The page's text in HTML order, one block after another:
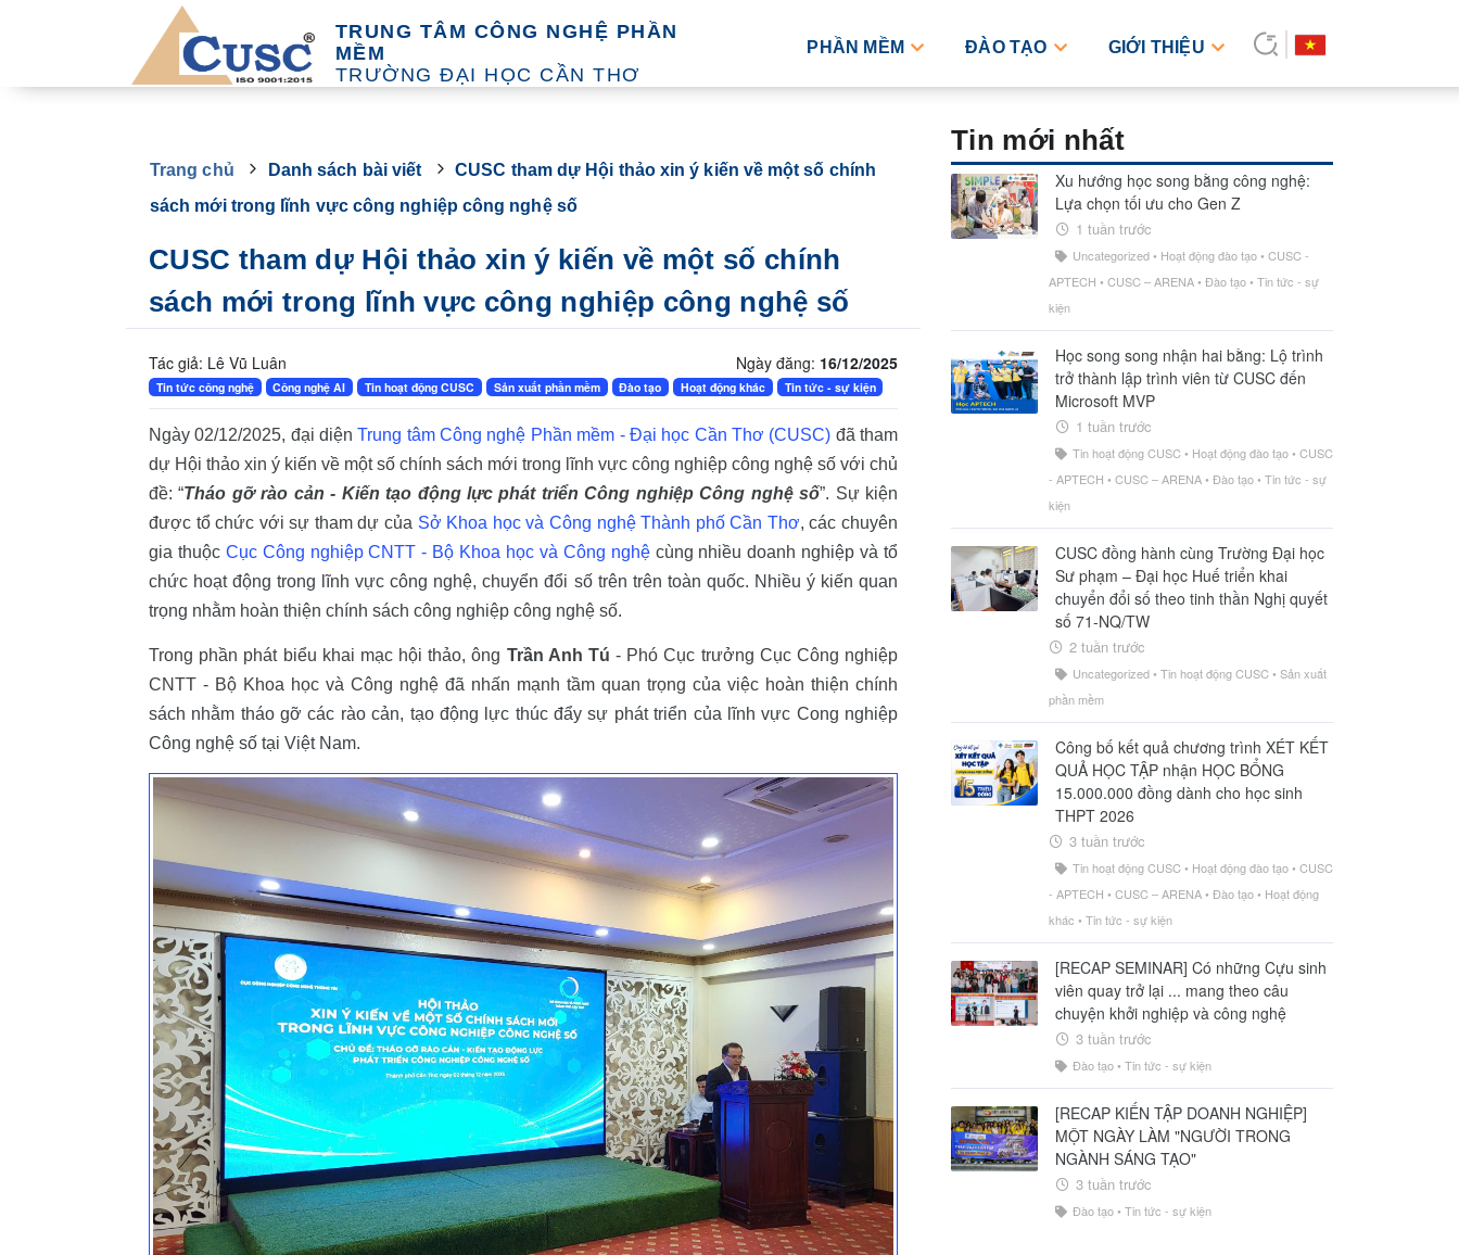
TRUNG TÂM CÔNG NGHỆ PHẦN
MỀM
TRƯỜNG ĐẠI HỌC CẦN THƠ
PHẦN MỀM ĐÀO TẠO GIỚI THIỆU
Trang chủ Danh sách bài viết
CUSC tham dự Hội thảo xin ý kiến về một số chính
sách mới trong lĩnh vực công nghiệp công nghệ số
CUSC tham dự Hội thảo xin ý kiến về một số chính
sách mới trong lĩnh vực công nghiệp công nghệ số
Tác giả: Lê Vũ Luân Ngày đăng: 16/12/2025
Tin tức công nghệ Công nghệ AI Tin hoạt động CUSC Sản xuất phần mềm Đào tạo Hoạt động khác Tin tức - sự kiện
Ngày 02/12/2025, đại diệnTrung tâm Công nghệ Phần mềm - Đại học Cần Thơ (CUSC) đã tham
dự Hội thảo xin ý kiến về một số chính sách mới trong lĩnh vực công nghiệp công nghệ số với chủ
đề: “Tháo gỡ rào cản - Kiến tạo động lực phát triển Công nghiệp Công nghệ số”. Sự kiện
được tổ chức với sự tham dự của Sở Khoa học và Công nghệ Thành phố Cần Thơ, các chuyên
gia thuộc Cục Công nghiệp CNTT - Bộ Khoa học và Công nghệcùng nhiều doanh nghiệp và tổ
chức hoạt động trong lĩnh vực công nghệ, chuyển đổi số trên trên toàn quốc. Nhiều ý kiến quan
trọng nhằm hoàn thiện chính sách công nghiệp công nghệ số.
Trong phần phát biểu khai mạc hội thảo, ông Trần Anh Tú - Phó Cục trưởng Cục Công nghiệp
CNTT - Bộ Khoa học và Công nghệ đã nhấn mạnh tầm quan trọng của việc hoàn thiện chính
sách nhằm tháo gỡ các rào cản, tạo động lực thúc đẩy sự phát triển của lĩnh vực Cong nghiệp
Công nghệ số tại Việt Nam.
Tin mới nhất
Xu hướng học song bằng công nghệ:
Lựa chọn tối ưu cho Gen Z
1 tuần trước
Uncategorized• Hoạt động đào tạo• CUSC -
APTECH • CUSC – ARENA• Đào tạo• Tin tức - sự
kiện
Học song song nhận hai bằng: Lộ trình
trở thành lập trình viên từ CUSC đến
Microsoft MVP
1 tuần trước
Tin hoạt động CUSC• Hoạt động đào tạo• CUSC
- APTECH • CUSC – ARENA• Đào tạo• Tin tức - sự
kiện
CUSC đồng hành cùng Trường Đại học
Sư phạm – Đại học Huế triển khai
chuyển đổi số theo tinh thần Nghị quyết
số 71-NQ/TW
2 tuần trước
Uncategorized• Tin hoạt động CUSC• Sản xuất
phần mềm
Công bố kết quả chương trình XÉT KẾT
QUẢ HỌC TẬP nhận HỌC BỔNG
15.000.000 đồng dành cho học sinh
THPT 2026
3 tuần trước
Tin hoạt động CUSC• Hoạt động đào tạo• CUSC
- APTECH • CUSC – ARENA• Đào tạo• Hoạt động
khác • Tin tức - sự kiện
[RECAP SEMINAR] Có những Cựu sinh
viên quay trở lại ... mang theo câu
chuyện khởi nghiệp và công nghệ
3 tuần trước
Đào tạo• Tin tức - sự kiện
[RECAP KIẾN TẬP DOANH NGHIỆP]
MỘT NGÀY LÀM "NGƯỜI TRONG
NGÀNH SÁNG TẠO"
3 tuần trước
Đào tạo• Tin tức - sự kiện